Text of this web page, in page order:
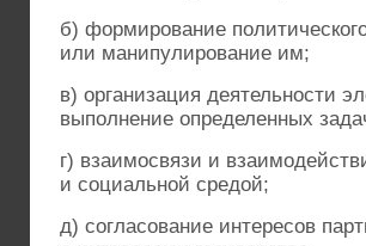
б) формирование
или манипулирование им;
в) организация деятельности
выполнение определенных
г) взаимосвязи и
и социальной средой;
д) согласование интересов